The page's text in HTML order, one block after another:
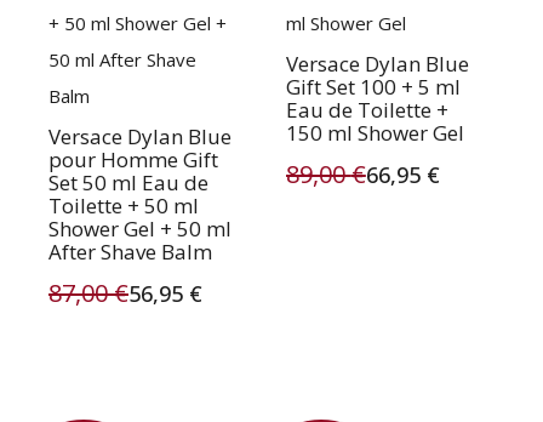
Versace Dylan Blue
pour Homme Gift
Set 50 ml Eau de
Toilette + 50 ml
Shower Gel + 50 ml
After Shave Balm
87,00€
Oorspronkelijke
56,95 €
Huidige
Versace Dylan Blue
Gift Set 100 + 5 ml
Eau de Toilette +
150 ml Shower Gel
89,00€
Oorspronkelijke
66,95 €
Huidige